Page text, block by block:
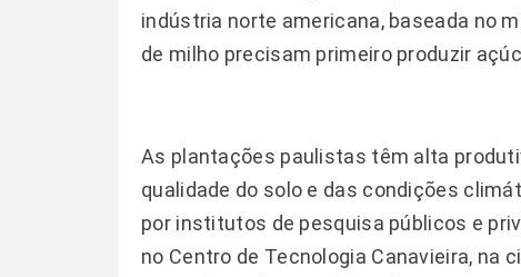
indústria norte americana, baseada no
de milho precisam primeiro produzir
As plantações paulistas têm alta
qualidade do solo e das condições
por institutos de pesquisa públicos e
no Centro de Tecnologia Canavieira, na